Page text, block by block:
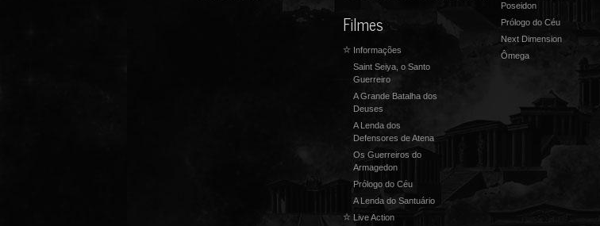
Filmes
☆ Informações
Saint Seiya, o Santo
Guerreiro
A Grande Batalha dos
Deuses
A Lenda dos
Defensores de Atena
Os Guerreiros do
Armagedon
Prólogo do Céu
A Lenda do Santuário
☆ Live Action
Poseidon
Prólogo do Céu
Next Dimension
Ômega